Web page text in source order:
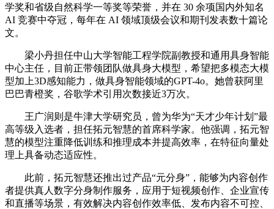
学奖和省级自然科学一等奖等荣誉，并在 30 余项国内外知名
AI 竞赛中夺冠，每年在 AI 领域顶级会议和期刊发表数十篇论
文。
梁小丹担任中山大学智能工程学院副教授和通用具身智能
中心主任，目前正带领团队做具身大模型，希望把多模态大模
型加上3D感知能力，做具身智能领域的GPT-4o。她曾获阿里
巴巴青橙奖，谷歌学术引用次数接近3万次。
王广润则是牛津大学研究员，曾为华为“天才少年计划”最
高等级入选者，担任拓元智慧的首席科学家。他强调，拓元智
慧的模型注重降低训练和推理成本并提高效率，在特征向量处
理上具备动态适应性。
此前，拓元智慧还推出过产品“元分身”，能够为内容创作
者提供真人数字分身制作服务，应用于短视频创作、企业宣传
和直播等场景，有效解决内容创作效率低、发布内容不可控、